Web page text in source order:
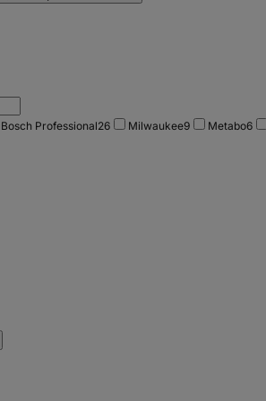
Bosch Professional26 Milwaukee9 Metabo6